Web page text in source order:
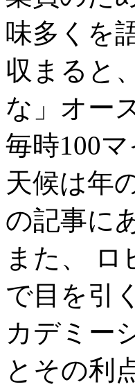
味多くを
収まると
な」オー
毎時100
天候は年
の記事に
また、 ロ
で目を引
カデミー
とその利